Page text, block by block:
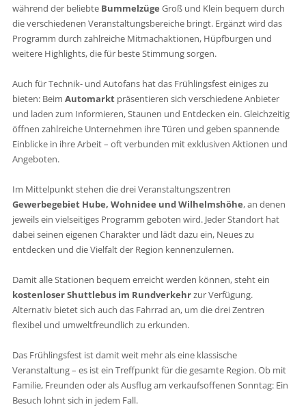
während der beliebte Bummelzüge Groß und Klein bequem durch
die verschiedenen Veranstaltungsbereiche bringt. Ergänzt wird das
Programm durch zahlreiche Mitmachaktionen, Hüpfburgen und
weitere Highlights, die für beste Stimmung sorgen.
Auch für Technik- und Autofans hat das Frühlingsfest einiges zu
bieten: Beim Automarktpräsentieren sich verschiedene Anbieter
und laden zum Informieren, Staunen und Entdecken ein. Gleichzeitig
öffnen zahlreiche Unternehmen ihre Türen und geben spannende
Einblicke in ihre Arbeit – oft verbunden mit exklusiven Aktionen und
Angeboten.
Im Mittelpunkt stehen die drei Veranstaltungszentren
Gewerbegebiet Hube, Wohnidee und Wilhelmshöhe, an denen
jeweils ein vielseitiges Programm geboten wird. Jeder Standort hat
dabei seinen eigenen Charakter und lädt dazu ein, Neues zu
entdecken und die Vielfalt der Region kennenzulernen.
Damit alle Stationen bequem erreicht werden können, steht ein
kostenloser Shuttlebus im Rundverkehrzur Verfügung.
Alternativ bietet sich auch das Fahrrad an, um die drei Zentren
flexibel und umweltfreundlich zu erkunden.
Das Frühlingsfest ist damit weit mehr als eine klassische
Veranstaltung – es ist ein Treffpunkt für die gesamte Region. Ob mit
Familie, Freunden oder als Ausflug am verkaufsoffenen Sonntag: Ein
Besuch lohnt sich in jedem Fall.